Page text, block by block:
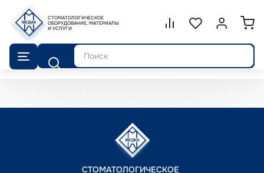
СТОМАТОЛОГИЧЕСКОЕ
ОБОРУДОВАНИЕ, МАТЕРИАЛЫ
И УСЛУГИ
Сравнение.
СписокВойти или
Поиск
СТОМАТОЛОГИЧЕСКОЕ